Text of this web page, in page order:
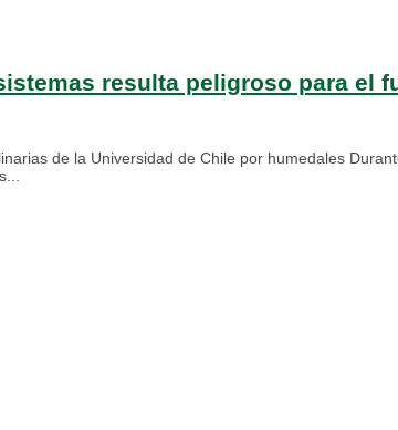
resulta peligroso para el
de la Universidad de Chile por humedales